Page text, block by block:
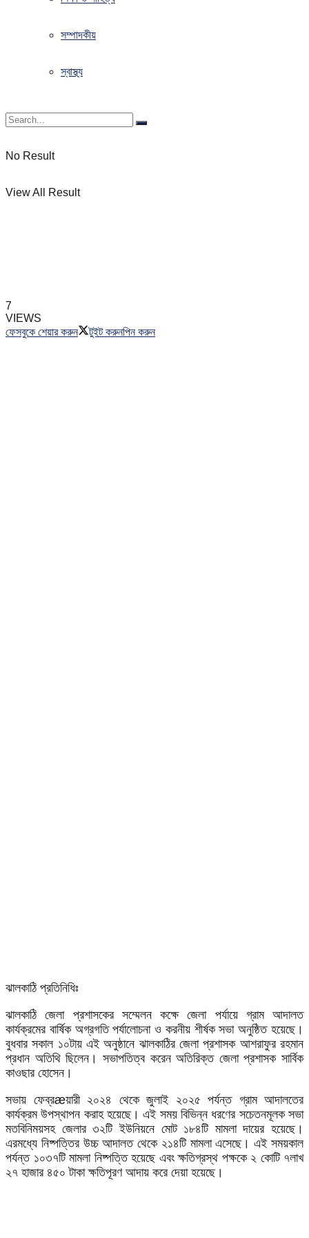
সম্পাদকীয়
স্বাস্থ্য
No Result
View All Result
7
VIEWS
ফেসবুকে শেয়ার করুন
টুইট করুনপিন করুন
ঝালকাঠি প্রতিনিধিঃ
ঝালকাঠি জেলা প্রশাসকের সম্মেলন কক্ষে জেলা পর্যায়ে গ্রাম আদালত
কার্যক্রমের বার্ষিক অগ্রগতি পর্যালোচনা ও করনীয় শীর্ষক সভা অনুষ্ঠিত হয়েছে।
বুধবার সকাল ১০টায় এই অনুষ্ঠানে ঝালকাঠির জেলা প্রশাসক আশরাফুর রহমান
প্রধান অতিথি ছিলেন। সভাপতিত্ব করেন অতিরিক্ত জেলা প্রশাসক সার্বিক
কাওছার হোসেন।
সভায় ফেব্রæয়ারী ২০২৪ থেকে জুলাই ২০২৫ পর্যন্ত গ্রাম আদালতের
কার্যক্রম উপস্থাপন করাহ হয়েছে। এই সময় বিভিন্ন ধরণের সচেতনমূলক সভা
মতবিনিময়সহ জেলার ৩২টি ইউনিয়নে মোট ১৮৪টি মামলা দায়ের হয়েছে।
এরমধ্যে নিষ্পত্তির উচ্চ আদালত থেকে ২১৪টি মামলা এসেছে। এই সময়কাল
পর্যন্ত ১০৩৭টি মামলা নিষ্পত্তি হয়েছে এবং ক্ষতিগ্রস্থ পক্ষকে ২ কোটি ৭লাখ
২৭ হাজার ৪৫০ টাকা ক্ষতিপূরণ আদায় করে দেয়া হয়েছে।